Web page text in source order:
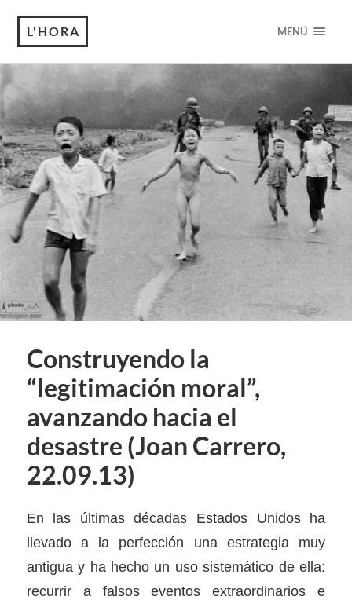
L'HORA MENÚ
Construyendo la
“legitimación moral”,
avanzando hacia el
desastre (Joan Carrero,
22.09.13)
En las últimas décadas Estados Unidos ha
llevado a la perfección una estrategia muy
antigua y ha hecho un uso sistemático de ella:
recurrir a falsos eventos extraordinarios e